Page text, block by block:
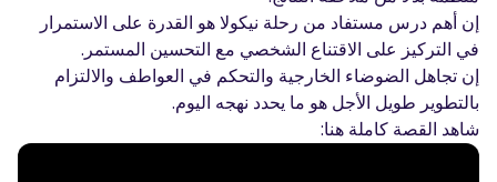
إن أهم درس مستفاد من رحلة نيكولا هو القدرة على الاستمرار
في التركيز على الاقتناع الشخصي مع التحسين المستمر.
إن تجاهل الضوضاء الخارجية والتحكم في العواطف والالتزام
بالتطوير طويل الأجل هو ما يحدد نهجه اليوم.
شاهد القصة كاملة هنا: